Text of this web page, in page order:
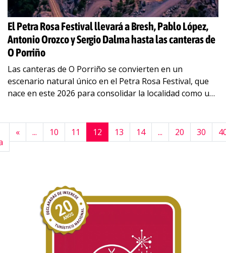
El Petra Rosa Festival llevará a Bresh, Pablo López,
Antonio Orozco y Sergio Dalma hasta las canteras de
O Porriño
Las canteras de O Porriño se convierten en un
escenario natural único en el Petra Rosa Festival, que
nace en este 2026 para consolidar la localidad como un
« ... 10 11 12 13 14 ... 20 30